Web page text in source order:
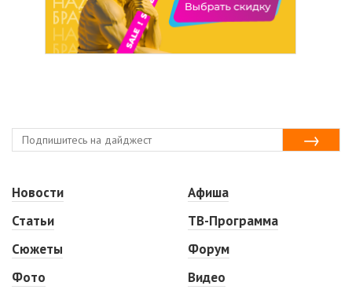
Новости
Статьи
Сюжеты
Фото
Афиша
ТВ-Программа
Форум
Видео